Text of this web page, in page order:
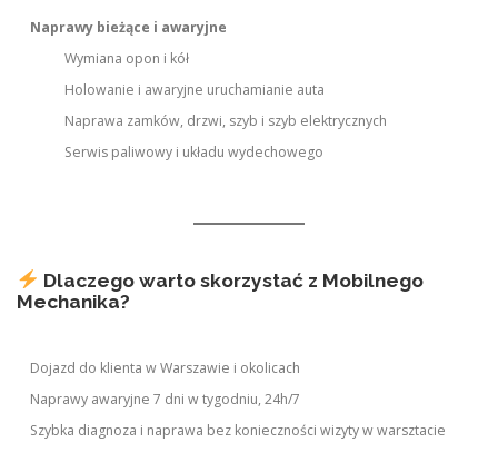
Naprawy bieżące i awaryjne
Wymiana opon i kół
Holowanie i awaryjne uruchamianie auta
Naprawa zamków, drzwi, szyb i szyb elektrycznych
Serwis paliwowy i układu wydechowego
Dlaczego warto skorzystać z Mobilnego
Mechanika?
Dojazd do klienta w Warszawie i okolicach
Naprawy awaryjne 7 dni w tygodniu, 24h/7
Szybka diagnoza i naprawa bez konieczności wizyty w warsztacie